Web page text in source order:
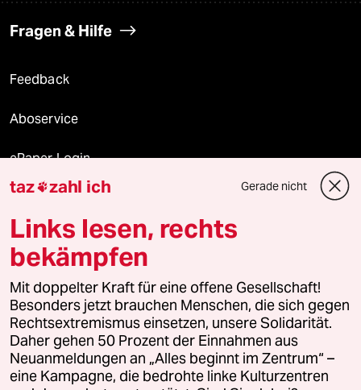
Fragen & Hilfe
Feedback
Aboservice
ePaper Login
Downloads für Abonnierende
© 2026 taz Verlags und Vertriebs GmbH
Alle Rechte vorbehalten. Bei rechtlichen Fragen oder für Genehmigungen
wenden Sie sich bitte an lizenzen@taz.de
Feedback Redaktionsstatut Kommune-Richtlinien
taz zahl ich Gerade nicht
Links lesen, rechts
bekämpfen
Mit doppelter Kraft für eine offene Gesellschaft!
Besonders jetzt brauchen Menschen, die sich gegen
Rechtsextremismus einsetzen, unsere Solidarität.
Daher gehen 50 Prozent der Einnahmen aus
Neuanmeldungen an „Alles beginnt im Zentrum“ –
eine Kampagne, die bedrohte linke Kulturzentren